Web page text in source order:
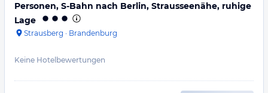
Personen, S-Bahn nach Berlin, Strausseenähe, ruhige
Lage
Strausberg · Brandenburg
Keine Hotelbewertungen